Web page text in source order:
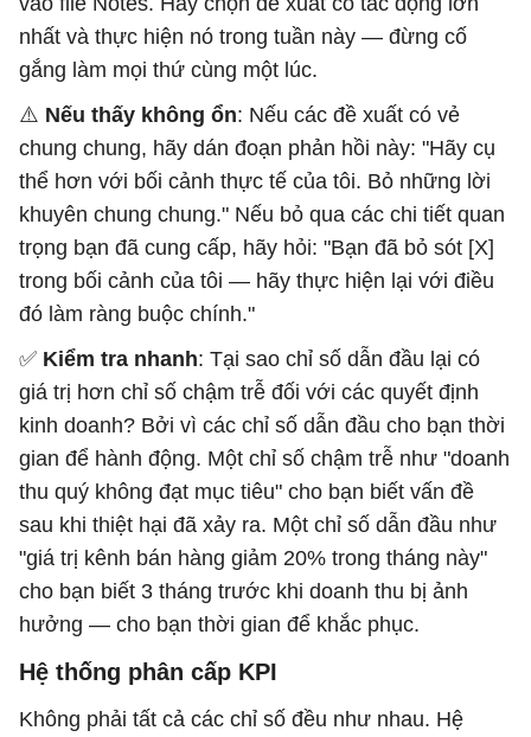
nhất và thực hiện nó trong tuần này — đừng cố
gắng làm mọi thứ cùng một lúc.
⚠️ Nếu thấy không ổn: Nếu các đề xuất có vẻ
chung chung, hãy dán đoạn phản hồi này: "Hãy cụ
thể hơn với bối cảnh thực tế của tôi. Bỏ những lời
khuyên chung chung." Nếu bỏ qua các chi tiết quan
trọng bạn đã cung cấp, hãy hỏi: "Bạn đã bỏ sót [X]
trong bối cảnh của tôi — hãy thực hiện lại với điều
đó làm ràng buộc chính."
✅ Kiểm tra nhanh: Tại sao chỉ số dẫn đầu lại có
giá trị hơn chỉ số chậm trễ đối với các quyết định
kinh doanh? Bởi vì các chỉ số dẫn đầu cho bạn thời
gian để hành động. Một chỉ số chậm trễ như "doanh
thu quý không đạt mục tiêu" cho bạn biết vấn đề
sau khi thiệt hại đã xảy ra. Một chỉ số dẫn đầu như
"giá trị kênh bán hàng giảm 20% trong tháng này"
cho bạn biết 3 tháng trước khi doanh thu bị ảnh
hưởng — cho bạn thời gian để khắc phục.
Hệ thống phân cấp KPI
Không phải tất cả các chỉ số đều như nhau. Hệ